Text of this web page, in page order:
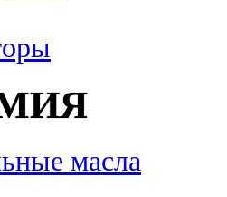
масла